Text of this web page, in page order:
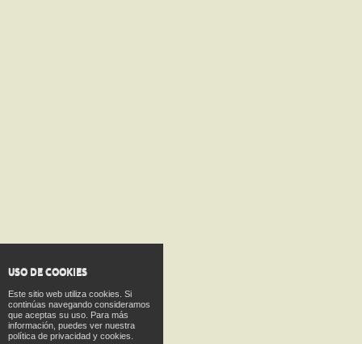
USO DE COOKIES
Este sitio web utiliza cookies. Si
continúas navegando consideramos
que aceptas su uso. Para más
información, puedes ver nuestra
política de privacidad y cookies.